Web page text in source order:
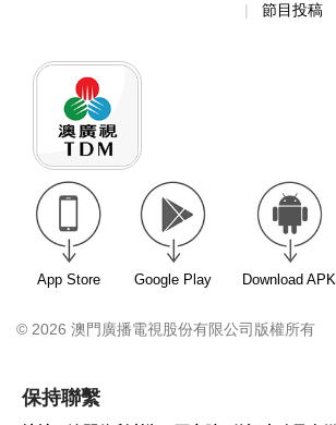
節目投稿
App Store Google Play Download APK
© 2026 澳門廣播電視股份有限公司版權所有
保持聯繫